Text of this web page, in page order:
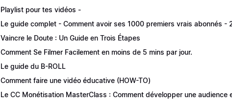
Playlist pour tes vidéos -
Le guide complet - Comment avoir ses 1000 premiers vrais abonnés -
Vaincre le Doute : Un Guide en Trois Étapes
Comment Se Filmer Facilement en moins de 5 mins par jour.
Le guide du B-ROLL
Comment faire une vidéo éducative (HOW-TO)
Le CC Monétisation MasterClass : Comment développer une